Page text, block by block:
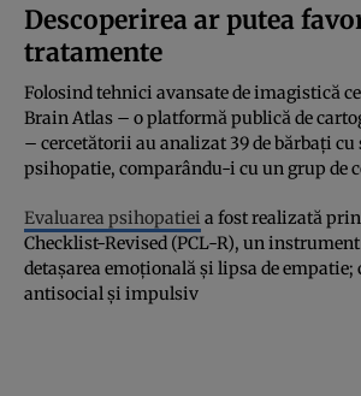
Descoperirea ar putea
tratamente
Folosind tehnici avansate de imagistică
Brain Atlas – o platformă publică de
– cercetătorii au analizat 39 de bărbați
psihopatie, comparându-i cu un grup de
Evaluarea psihopatiei a fost realizată
Checklist-Revised (PCL-R), un
detașarea emoțională și lipsa de
antisocial și impulsiv